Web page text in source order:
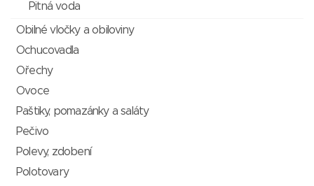
Pitná voda
Obilné vločky a obiloviny
Ochucovadla
Ořechy
Ovoce
Paštiky, pomazánky a saláty
Pečivo
Polevy, zdobení
Polotovary